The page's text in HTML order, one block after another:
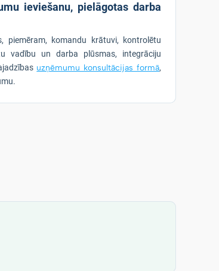
ieviešanu, pielāgotas darba
piemēram, komandu krātuvi, kontrolētu
vadību un darba plūsmas, integrāciju
uzņēmumu konsultācijas formā,